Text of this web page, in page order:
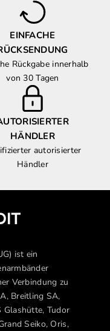
EINFACHE
Rückgabe innerhalb
von 30 Tagen
HÄNDLER
autorisierter
Händler
ist ein
Verbindung zu
Breitling SA,
Glashütte, Tudor
Seiko, Oris,